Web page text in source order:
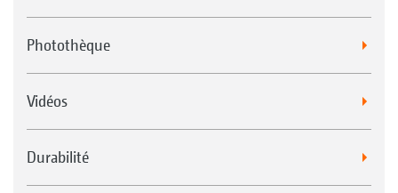
Photothèque
Vidéos
Durabilité